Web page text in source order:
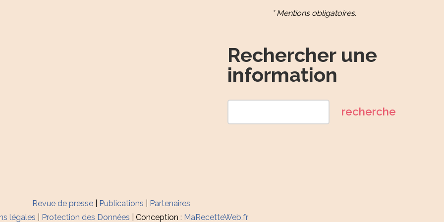
* Mentions obligatoires.
Rechercher une
information
Revue de presse| Publications
Partenaires
légales
Protection des Données | Conception : MaRecetteWeb.fr